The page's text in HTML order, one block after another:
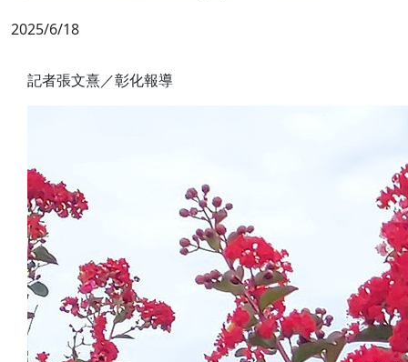
2025/6/18
記者張文熹／彰化報導